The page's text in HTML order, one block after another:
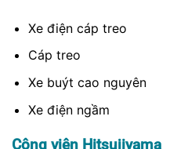
Xe điện cáp treo
Cáp treo
Xe buýt cao nguyên
Xe điện ngầm
Công viên Hitsujiyama